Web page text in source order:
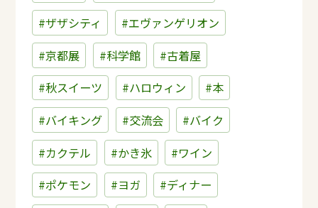
#ザザシティ
#エヴァンゲリオン
#京都展
#科学館
#古着屋
#秋スイーツ
#ハロウィン
#本
#バイキング
#交流会
#バイク
#カクテル
#かき氷
#ワイン
#ポケモン
#ヨガ
#ディナー